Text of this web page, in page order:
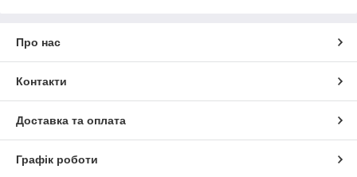
Про нас
Контакти
Доставка та оплата
Графік роботи